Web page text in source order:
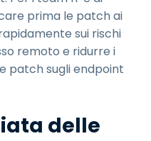
prima le patch ai
sui rischi
remoto e ridurre i
patch sugli endpoint
delle